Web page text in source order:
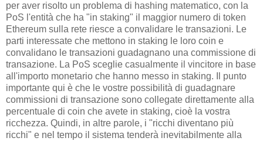
per aver risolto un problema di hashing matematico, con la
PoS l'entità che ha "in staking" il maggior numero di token
Ethereum sulla rete riesce a convalidare le transazioni. Le
parti interessate che mettono in staking le loro coin e
convalidano le transazioni guadagnano una commissione di
transazione. La PoS sceglie casualmente il vincitore in base
all'importo monetario che hanno messo in staking. Il punto
importante qui è che le vostre possibilità di guadagnare
commissioni di transazione sono collegate direttamente alla
percentuale di coin che avete in staking, cioè la vostra
ricchezza. Quindi, in altre parole, i "ricchi diventano più
ricchi" e nel tempo il sistema tenderà inevitabilmente alla